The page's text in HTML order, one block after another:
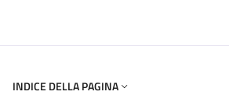
INDICE DELLA PAGINA